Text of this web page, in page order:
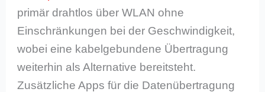
primär drahtlos über WLAN ohne
Einschränkungen bei der Geschwindigkeit,
wobei eine kabelgebundene Übertragung
weiterhin als Alternative bereitsteht.
Zusätzliche Apps für die Datenübertragung